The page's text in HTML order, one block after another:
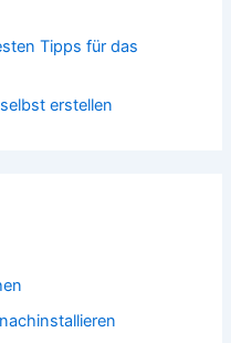
Tipps für das
erstellen